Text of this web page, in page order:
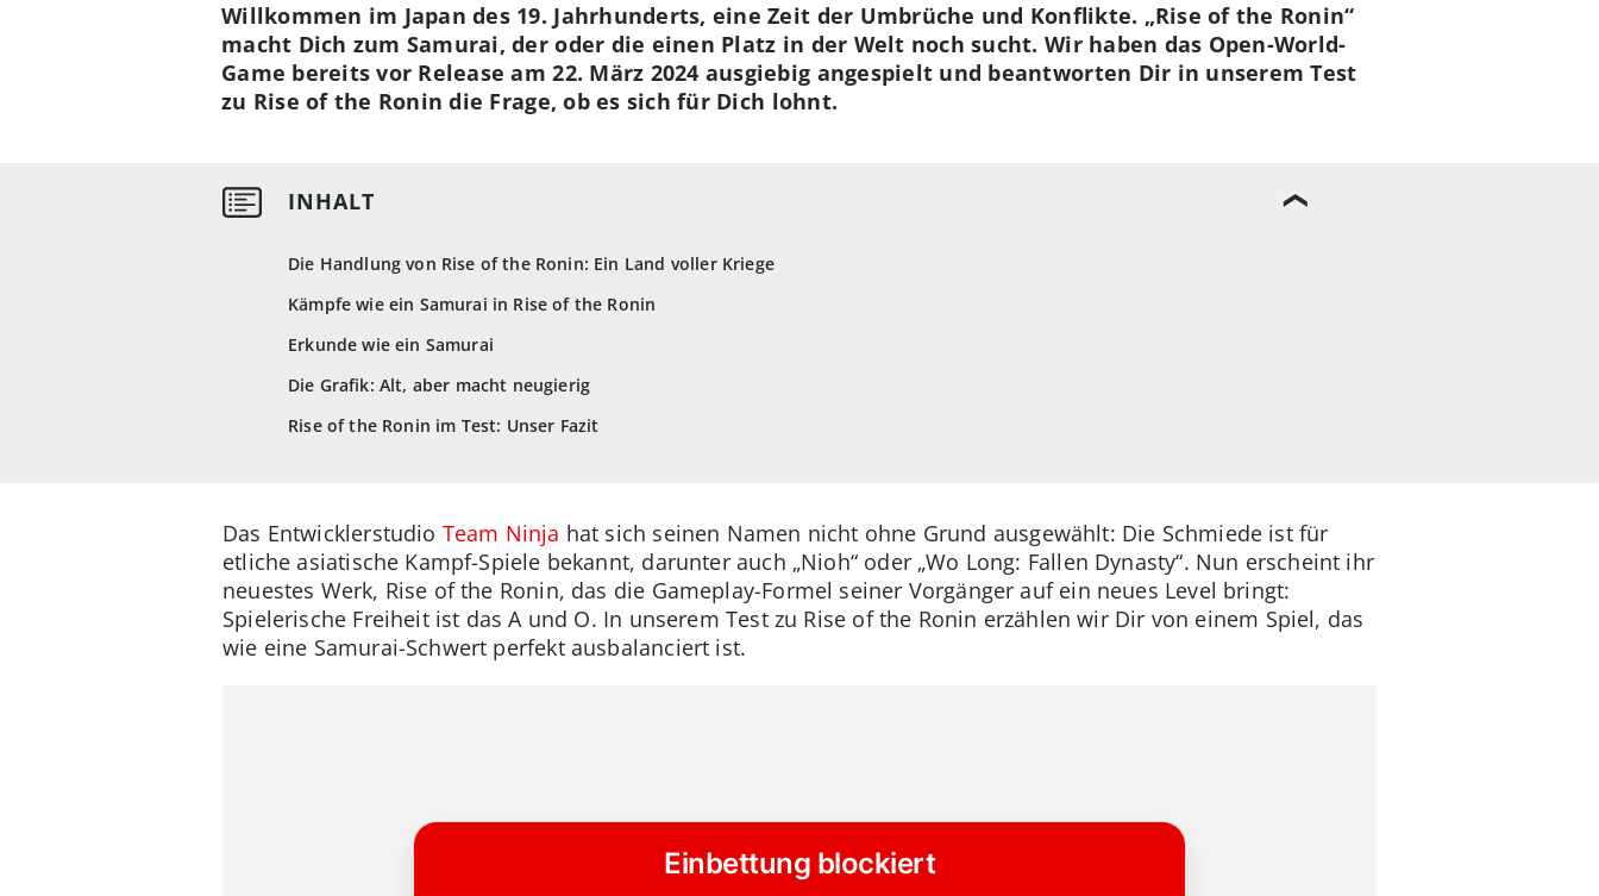
Die Handlung von Rise of the Ronin: Ein Land voller Kriege
Kämpfe wie ein Samurai in Rise of the Ronin
Erkunde wie ein Samurai
Die Grafik: Alt, aber macht neugierig
Rise of the Ronin im Test: Unser Fazit
Willkommen im Japan des 19. Jahrhunderts, eine Zeit der Umbrüche und Konflikte. „Rise of the Ronin“
macht Dich zum Samurai, der oder die einen Platz in der Welt noch sucht. Wir haben das Open-World-
Game bereits vor Release am 22. März 2024 ausgiebig angespielt und beantworten Dir in unserem Test
zu Rise of the Ronin die Frage, ob es sich für Dich lohnt.
Das Entwicklerstudio Team Ninja hat sich seinen Namen nicht ohne Grund ausgewählt: Die Schmiede ist für
etliche asiatische Kampf-Spiele bekannt, darunter auch „Nioh“ oder „Wo Long: Fallen Dynasty“. Nun erscheint ihr
neuestes Werk, Rise of the Ronin, das die Gameplay-Formel seiner Vorgänger auf ein neues Level bringt:
Spielerische Freiheit ist das A und O. In unserem Test zu Rise of the Ronin erzählen wir Dir von einem Spiel, das
wie eine Samurai-Schwert perfekt ausbalanciert ist.